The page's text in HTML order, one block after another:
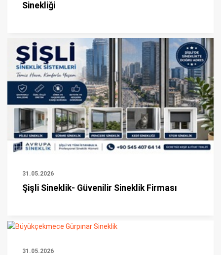
Sinekliği
31.05.2026
Şişli Sineklik- Güvenilir Sineklik Firması
31.05.2026